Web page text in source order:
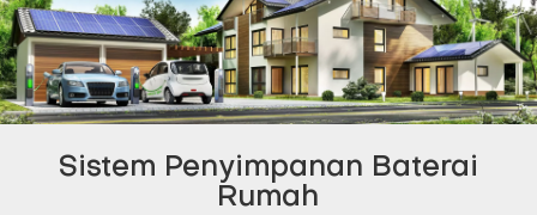
Sistem Penyimpanan Baterai
Rumah